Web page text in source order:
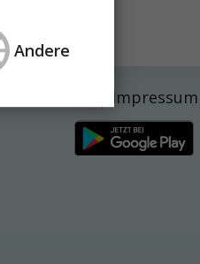
Impressum
Andere